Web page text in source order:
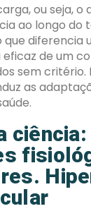
ou seja, o
ao longo do
diferencia
de um
sem critério.
as
ciência: